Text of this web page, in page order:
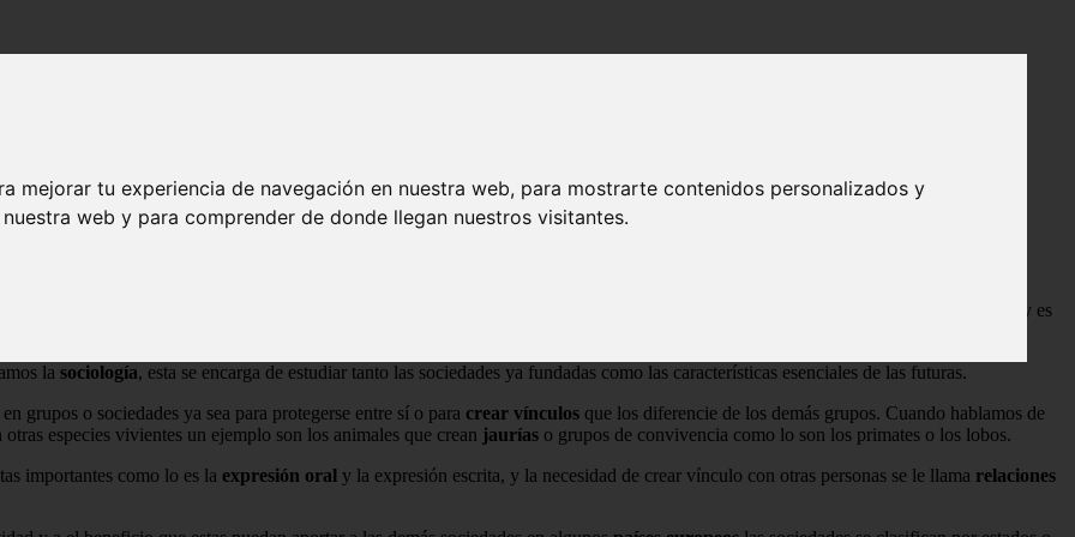
mejorar tu experiencia de navegación en nuestra web, para mostrarte contenidos personalizados y
web y para comprender de donde llegan nuestros visitantes.
y es
la sociología, esta se encarga de estudiar tanto las sociedades ya fundadas como las características esenciales de las futuras.
grupos o sociedades ya sea para protegerse entre sí o para crear vínculos que los diferencie de los demás grupos. Cuando hablamos de
especies vivientes un ejemplo son los animales que crean jaurías o grupos de convivencia como lo son los primates o los lobos.
importantes como lo es la expresión oral y la expresión escrita, y la necesidad de crear vínculo con otras personas se le llama relaciones